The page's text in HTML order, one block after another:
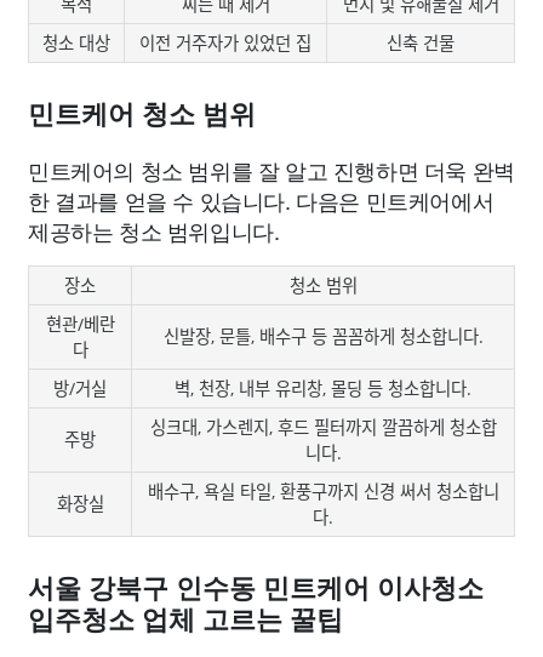
청소 대상
이전 거주자가 있었던 집 신축 건물
민트케어 청소 범위
민트케어의 청소 범위를 잘 알고 진행하면 더욱 완벽
한 결과를 얻을 수 있습니다. 다음은 민트케어에서
제공하는 청소 범위입니다.
장소
청소 범위
현관/베란
다
신발장, 문틀, 배수구 등 꼼꼼하게 청소합니다.
방/거실 벽, 천장, 내부 유리창, 몰딩 등 청소합니다.
주방
싱크대, 가스렌지, 후드 필터까지 깔끔하게 청소합
니다.
화장실
배수구, 욕실 타일, 환풍구까지 신경 써서 청소합니
다.
서울 강북구 인수동 민트케어 이사청소
입주청소 업체 고르는 꿀팁